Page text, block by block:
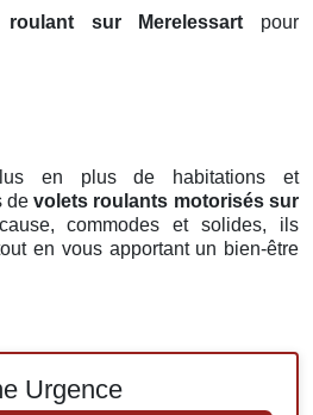
roulant sur Merelessart pour
en plus de habitations et
devolets roulants motorisés sur
commodes et solides, ils
en vous apportant un bien-être
Urgence